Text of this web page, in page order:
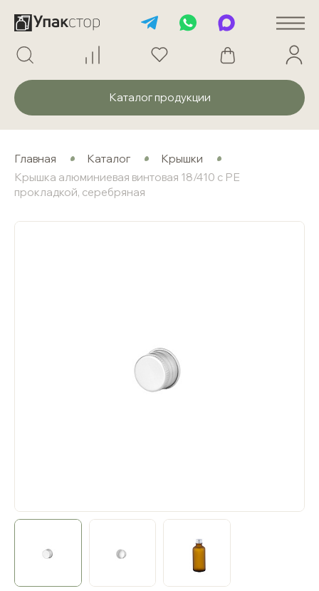
Каталог продукции
Главная Каталог
Крышки
Крышка алюминиевая винтовая 18/410 с РЕ
прокладкой, серебряная